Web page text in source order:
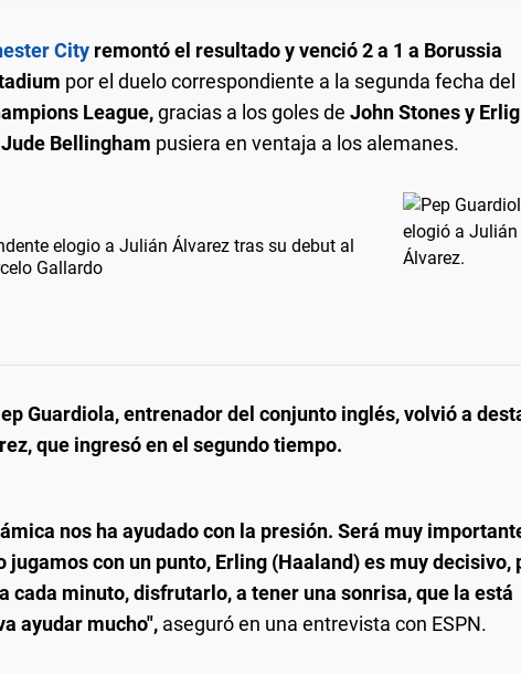
City remontó el resultado y venció 2 a 1 a Borussia
por el duelo correspondiente a la segunda fecha del
League,gracias a los goles de John Stones y Erlig
Jude Bellingham pusiera en ventaja a los alemanes.
elogio a Julián Álvarez tras su debut al
Gallardo
Guardiola, entrenador del conjunto inglés, volvió a
que ingresó en el segundo tiempo.
nos ha ayudado con la presión. Será muy
jugamos con un punto, Erling (Haaland) es muy decisivo,
cada minuto, disfrutarlo, a tener una sonrisa, que la está
ayudar mucho", aseguró en una entrevista con ESPN.